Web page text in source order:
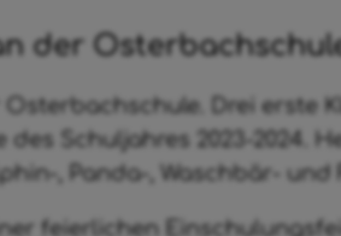
der
Drei erste
Schuljahres 2023-2024.
, Panda-, Waschbär- und
feierlichen